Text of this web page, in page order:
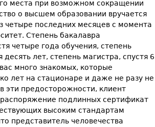
места при возможном сокращении
о высшем образовании вручается
четыре последних месяцев с момента
Степень бакалавра
четыре года обучения, степень
десять лет, степень магистра, спустя 6
много знакомых, которые
лет на стационаре и даже не разу не
эти предосторожности, клиент
распоряжение подлинных сертификат
высоким стандартам
представитель человечества